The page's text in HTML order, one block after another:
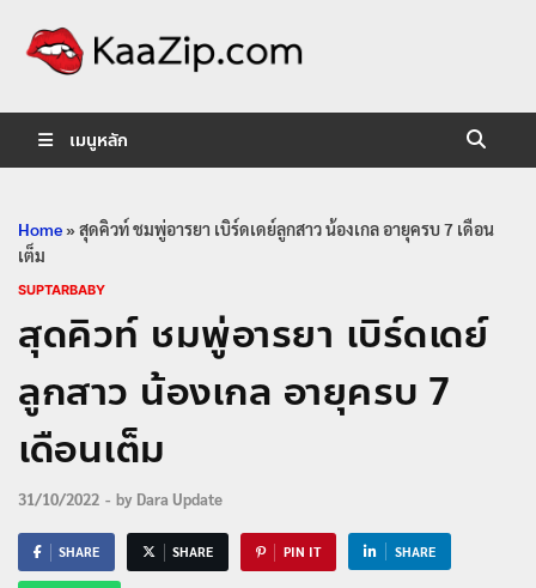
เมนูหลัก
Home»สุดคิวท์ ชมพู่อารยา เบิร์ดเดย์ลูกสาว น้องเกล อายุครบ 7 เดือน
เต็ม
SUPTARBABY
สุดคิวท์ ชมพู่อารยา เบิร์ดเดย์
ลูกสาว น้องเกล อายุครบ 7
เดือนเต็ม
31/10/2022 - by Dara Update
SHARE SHARE PIN IT SHARE